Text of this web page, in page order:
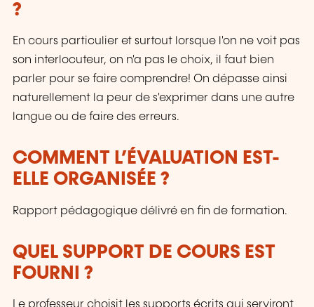
?
En cours particulier et surtout lorsque l'on ne voit pas
son interlocuteur, on n'a pas le choix, il faut bien
parler pour se faire comprendre! On dépasse ainsi
naturellement la peur de s'exprimer dans une autre
langue ou de faire des erreurs.
COMMENT L’ÉVALUATION EST-
ELLE ORGANISÉE ?
Rapport pédagogique délivré en fin de formation.
QUEL SUPPORT DE COURS EST
FOURNI ?
Le professeur choisit les supports écrits qui serviront